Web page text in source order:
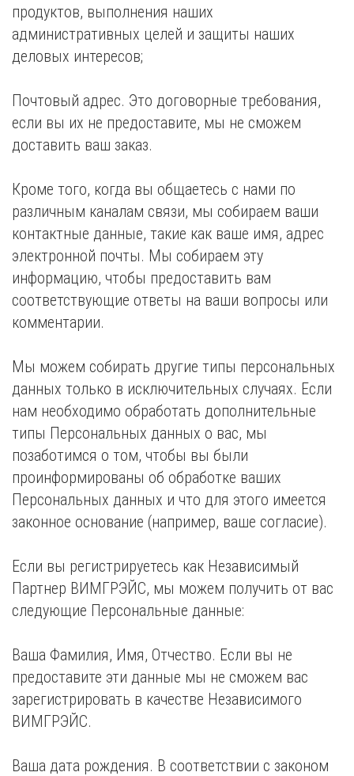
продуктов, выполнения наших
административных целей и защиты наших
деловых интересов;
Почтовый адрес. Это договорные требования,
если вы их не предоставите, мы не сможем
доставить ваш заказ.
Кроме того, когда вы общаетесь с нами по
различным каналам связи, мы собираем ваши
контактные данные, такие как ваше имя, адрес
электронной почты. Мы собираем эту
информацию, чтобы предоставить вам
соответствующие ответы на ваши вопросы или
комментарии.
Мы можем собирать другие типы персональных
данных только в исключительных случаях. Если
нам необходимо обработать дополнительные
типы Персональных данных о вас, мы
позаботимся о том, чтобы вы были
проинформированы об обработке ваших
Персональных данных и что для этого имеется
законное основание (например, ваше согласие).
Если вы регистрируетесь как Независимый
Партнер ВИМГРЭЙС, мы можем получить от вас
следующие Персональные данные:
Ваша Фамилия, Имя, Отчество. Если вы не
предоставите эти данные мы не сможем вас
зарегистрировать в качестве Независимого
ВИМГРЭЙС.
Ваша дата рождения. В соответствии с законом